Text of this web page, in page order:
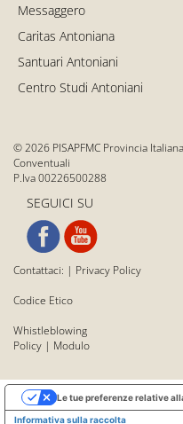
Messaggero
Caritas Antoniana
Santuari Antoniani
Centro Studi Antoniani
© 2026 PISAPFMC Provincia
Conventuali
P.Iva 00226500288
SEGUICI SU
Contattaci: | Privacy Policy
Codice Etico
Whistleblowing
Policy | Modulo
Informativa sulla raccolta
Le tue preferenze relative